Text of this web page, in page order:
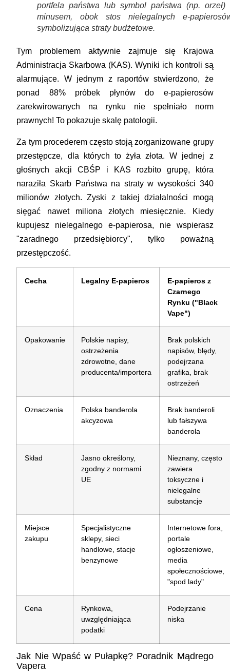
portfela państwa lub symbol państwa (np. orzeł)
minusem, obok stos nielegalnych e-
symbolizująca straty budżetowe.
Tym problemem aktywnie zajmuje się Krajowa
Administracja Skarbowa (KAS). Wyniki ich kontroli są
alarmujące. W jednym z raportów stwierdzono, że
ponad 88% próbek płynów do e-papierosów
zarekwirowanych na rynku nie spełniało norm
prawnych! To pokazuje skalę patologii.
Za tym procederem często stoją zorganizowane grupy
przestępcze, dla których to żyła złota. W jednej z
głośnych akcji CBŚP i KAS rozbito grupę, która
naraziła Skarb Państwa na straty w wysokości 340
milionów złotych. Zyski z takiej działalności mogą
sięgać nawet miliona złotych miesięcznie. Kiedy
kupujesz nielegalnego e-papierosa, nie wspierasz
"zaradnego przedsiębiorcy", tylko poważną
przestępczość.
Cecha Legalny E-papieros
E-papieros z
Czarnego
Rynku ("Black
Vape")
Opakowanie
Polskie napisy,
ostrzeżenia
zdrowotne, dane
producenta/importera
Brak polskich
napisów, błędy,
podejrzana
grafika, brak
ostrzeżeń
Oznaczenia
Polska banderola
akcyzowa
Brak banderoli
lub fałszywa
banderola
Skład
Jasno określony,
zgodny z normami
UE
Nieznany, często
zawiera
toksyczne i
nielegalne
substancje
Miejsce
zakupu
Specjalistyczne
sklepy, sieci
handlowe, stacje
benzynowe
Internetowe fora,
portale
ogłoszeniowe,
media
społecznościowe,
"spod lady"
Cena
Rynkowa,
uwzględniająca
podatki
Podejrzanie
niska
Jak Nie Wpaść w Pułapkę? Poradnik Mądrego
Vapera